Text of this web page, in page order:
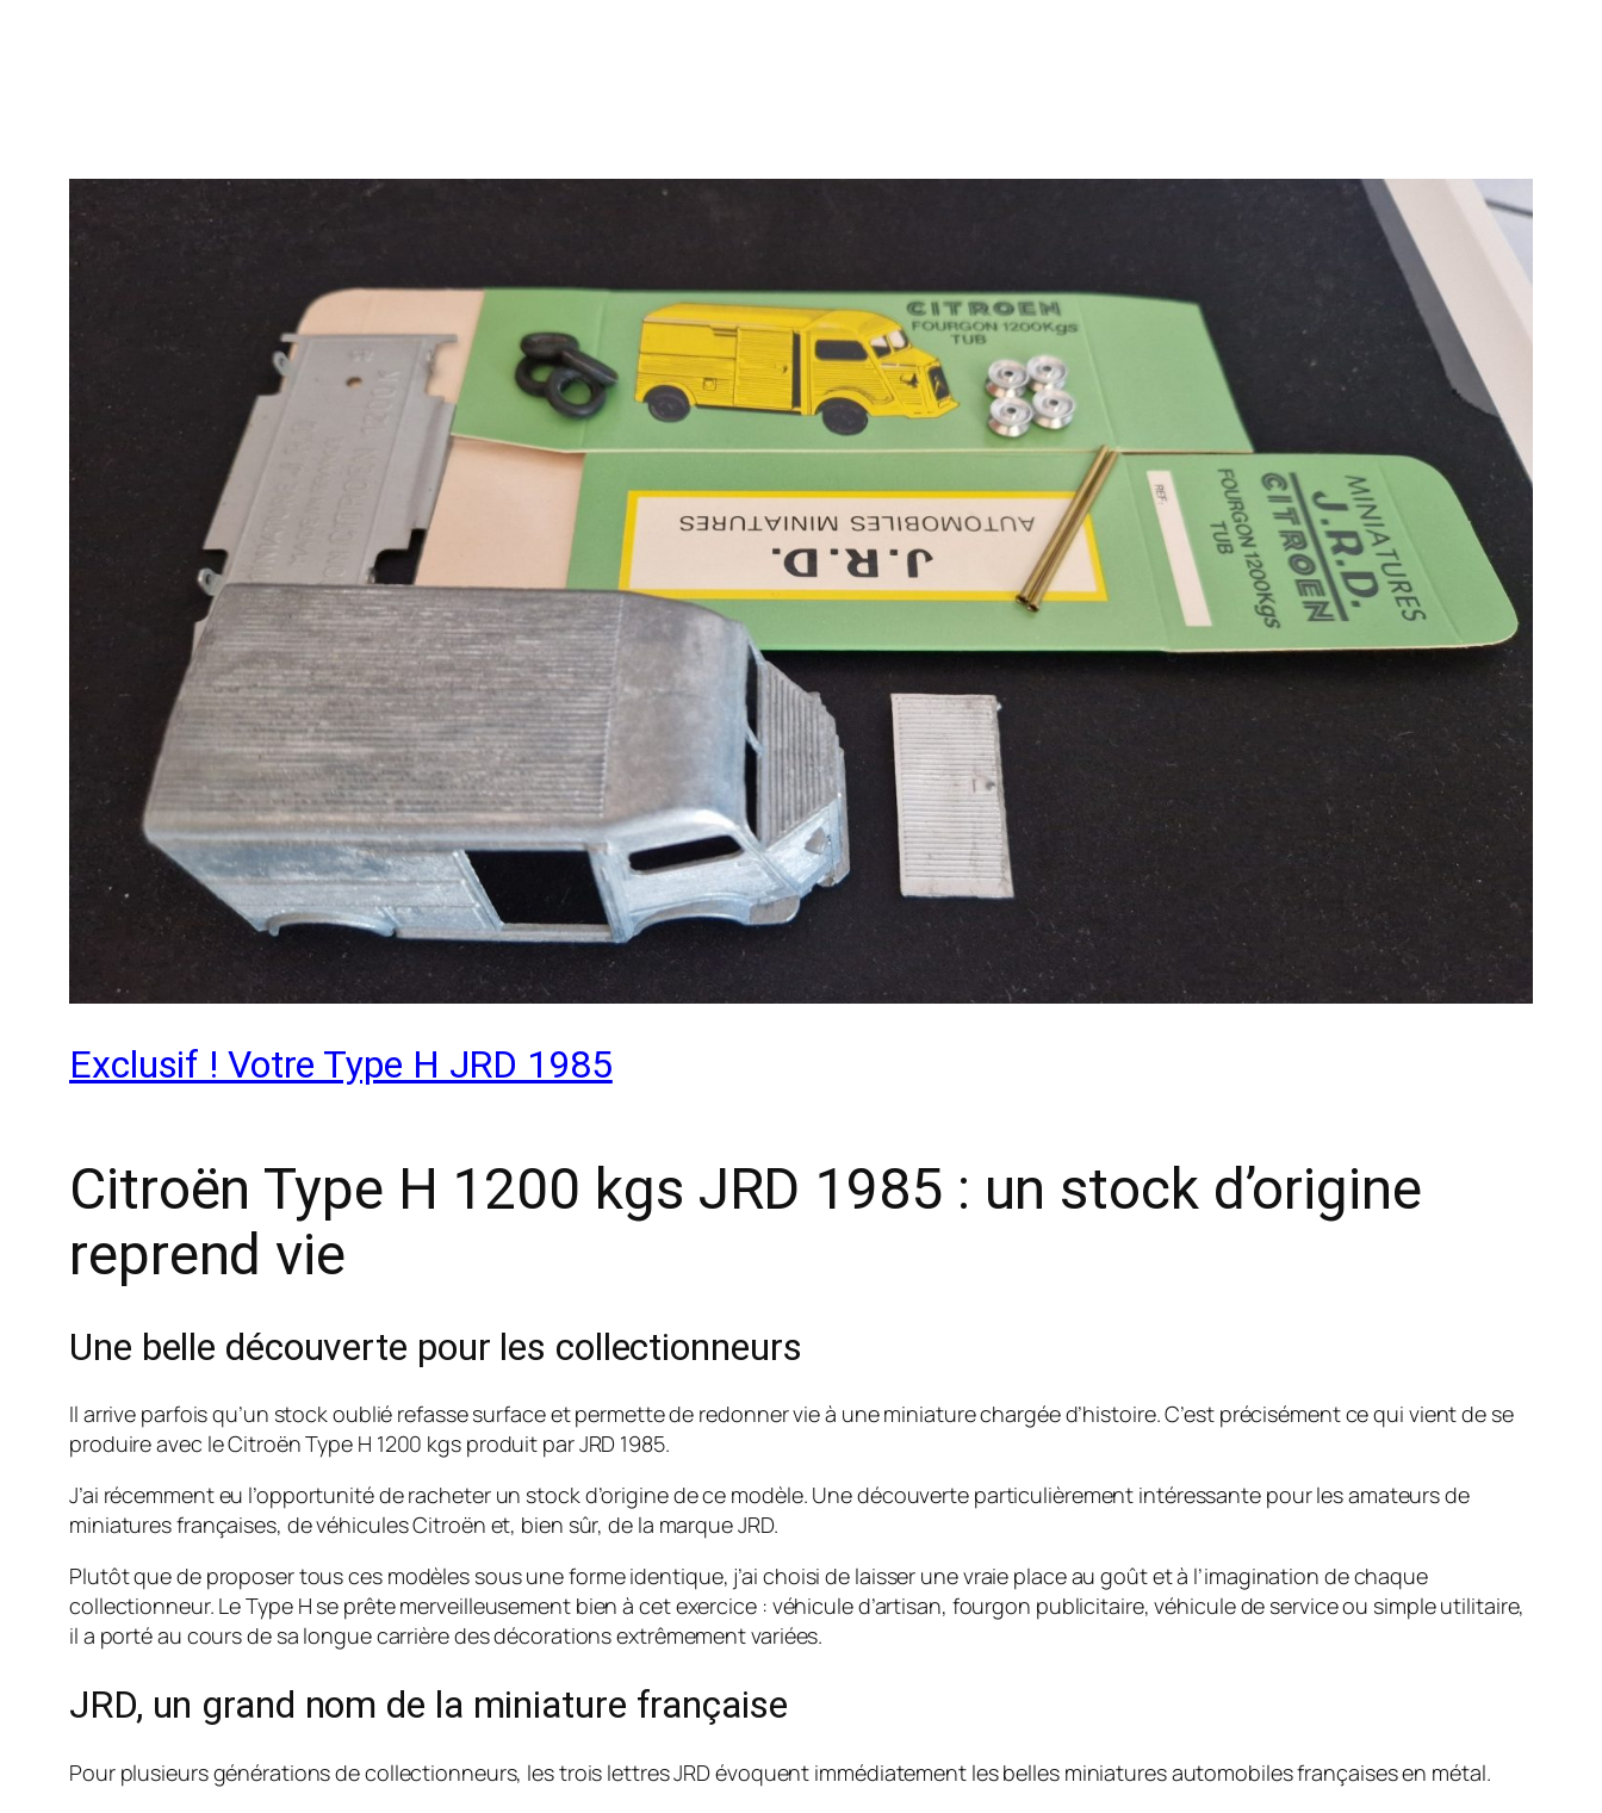
Exclusif ! Votre Type H JRD 1985
Citroën Type H 1200 kgs JRD 1985 : un stock d’origine
reprend vie
Une belle découverte pour les collectionneurs
Il arrive parfois qu’un stock oublié refasse surface et permette de redonner vie à une miniature chargée d’histoire. C’est précisément ce qui vient de se
produire avec le Citroën Type H 1200 kgs produit par JRD 1985.
J’ai récemment eu l’opportunité de racheter un stock d’origine de ce modèle. Une découverte particulièrement intéressante pour les amateurs de
miniatures françaises, de véhicules Citroën et, bien sûr, de la marque JRD.
Plutôt que de proposer tous ces modèles sous une forme identique, j’ai choisi de laisser une vraie place au goût et à l’imagination de chaque
collectionneur. Le Type H se prête merveilleusement bien à cet exercice : véhicule d’artisan, fourgon publicitaire, véhicule de service ou simple utilitaire,
il a porté au cours de sa longue carrière des décorations extrêmement variées.
JRD, un grand nom de la miniature française
Pour plusieurs générations de collectionneurs, les trois lettres JRD évoquent immédiatement les belles miniatures automobiles françaises en métal.